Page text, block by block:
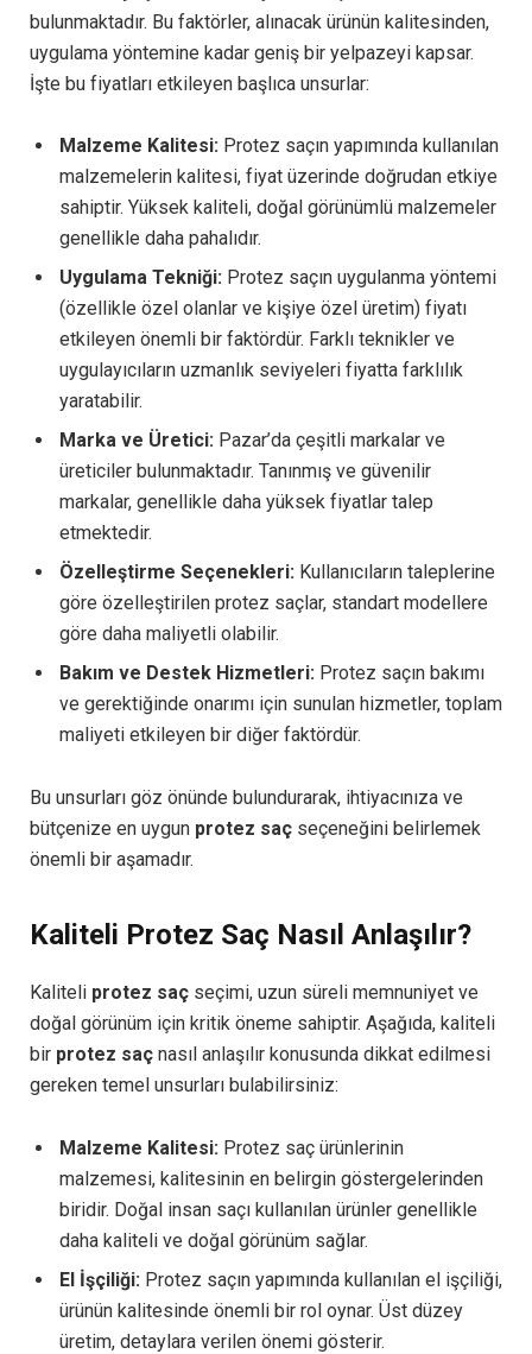
bulunmaktadır. Bu faktörler, alınacak ürünün kalitesinden,
uygulama yöntemine kadar geniş bir yelpazeyi kapsar.
İşte bu fiyatları etkileyen başlıca unsurlar:
Malzeme Kalitesi: Protez saçın yapımında kullanılan
malzemelerin kalitesi, fiyat üzerinde doğrudan etkiye
sahiptir. Yüksek kaliteli, doğal görünümlü malzemeler
genellikle daha pahalıdır.
Uygulama Tekniği: Protez saçın uygulanma yöntemi
(özellikle özel olanlar ve kişiye özel üretim) fiyatı
etkileyen önemli bir faktördür. Farklı teknikler ve
uygulayıcıların uzmanlık seviyeleri fiyatta farklılık
yaratabilir.
Marka ve Üretici: Pazar’da çeşitli markalar ve
üreticiler bulunmaktadır. Tanınmış ve güvenilir
markalar, genellikle daha yüksek fiyatlar talep
etmektedir.
Özelleştirme Seçenekleri: Kullanıcıların taleplerine
göre özelleştirilen protez saçlar, standart modellere
göre daha maliyetli olabilir.
Bakım ve Destek Hizmetleri: Protez saçın bakımı
ve gerektiğinde onarımı için sunulan hizmetler, toplam
maliyeti etkileyen bir diğer faktördür.
Bu unsurları göz önünde bulundurarak, ihtiyacınıza ve
bütçenize en uygun protez saç seçeneğini belirlemek
önemli bir aşamadır.
Kaliteli Protez Saç Nasıl Anlaşılır?
Kaliteli protez saç seçimi, uzun süreli memnuniyet ve
doğal görünüm için kritik öneme sahiptir. Aşağıda, kaliteli
bir protez saç nasıl anlaşılır konusunda dikkat edilmesi
gereken temel unsurları bulabilirsiniz:
Malzeme Kalitesi: Protez saç ürünlerinin
malzemesi, kalitesinin en belirgin göstergelerinden
biridir. Doğal insan saçı kullanılan ürünler genellikle
daha kaliteli ve doğal görünüm sağlar.
El İşçiliği: Protez saçın yapımında kullanılan el işçiliği,
ürünün kalitesinde önemli bir rol oynar. Üst düzey
üretim, detaylara verilen önemi gösterir.